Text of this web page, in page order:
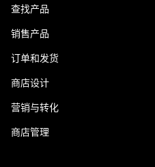
查找产品
销售产品
订单和发货
商店设计
营销与转化
商店管理